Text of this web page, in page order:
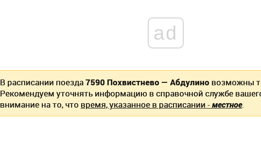
ad
В расписании поезда7590 Похвистнево — Абдулино возможны
Рекомендуем уточнять информацию в справочной службе
внимание на то, что время, указанное в расписании -местное.